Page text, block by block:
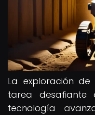
La exploración de
tarea desafiante
tecnología